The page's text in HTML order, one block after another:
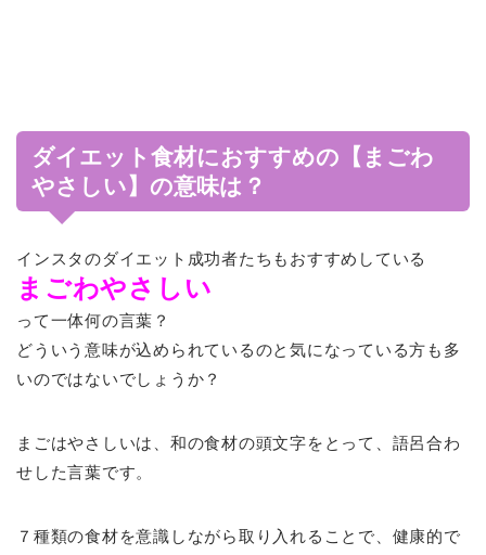
ダイエット食材におすすめの【まごわ
やさしい】の意味は？
インスタのダイエット成功者たちもおすすめしている
まごわやさしい
って一体何の言葉？
どういう意味が込められているのと気になっている方も多
いのではないでしょうか？
まごはやさしいは、和の食材の頭文字をとって、語呂合わ
せした言葉です。
７種類の食材を意識しながら取り入れることで、健康的で